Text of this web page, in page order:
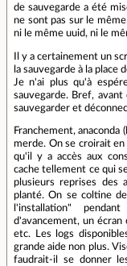
de sauvegarde a été
ne sont pas sur le
ni le même uuid, ni le
Il y a certainement un
la sauvegarde à la place
Je n'ai plus qu'à
sauvegarde. Bref,
sauvegarder et
Franchement, anaconda
merde. On se croirait
qu'il y a accès aux
cache tellement ce qui
plusieurs reprises des
planté. On se coltine
l'installation"
d'avancement, un
etc. Les logs
grande aide non plus.
faudrait-il se donner